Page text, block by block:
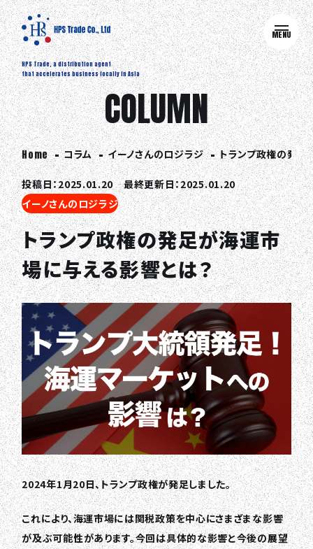
HPS Trade, a distribution agent
that accelerates business locally in Asia
MENU
COLUMN
Home コラム イーノさんのロジラジ トランプ政権の発足
投稿日：2025.01.20 最終更新日：2025.01.20
イーノさんのロジラジ
トランプ政権の発足が海運市
場に与える影響とは？
2024年1月20日、トランプ政権が発足しました。
これにより、海運市場には関税政策を中心にさまざまな影響
が及ぶ可能性があります。今回は具体的な影響と今後の展望